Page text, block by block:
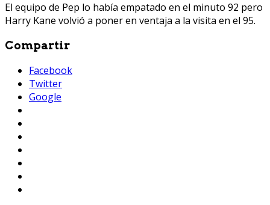
El equipo de Pep lo había empatado en el minuto 92 pero
Harry Kane volvió a poner en ventaja a la visita en el 95.
Compartir
Facebook
Twitter
Google